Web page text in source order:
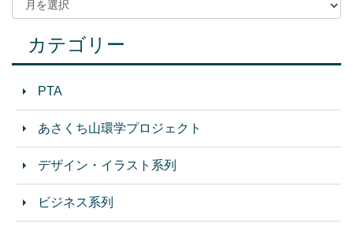
カテゴリー
PTA
あさくち山環学プロジェクト
デザイン・イラスト系列
ビジネス系列